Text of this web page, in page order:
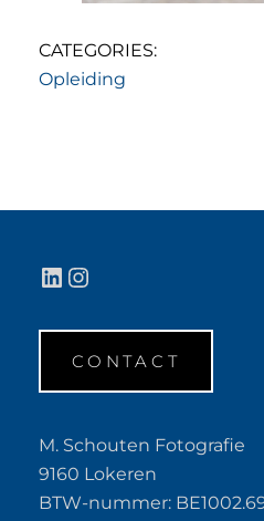
CATEGORIES:
Opleiding
LinkedIn
Instagram
CONTACT
M. Schouten Fotografie
9160 Lokeren
BTW-nummer: